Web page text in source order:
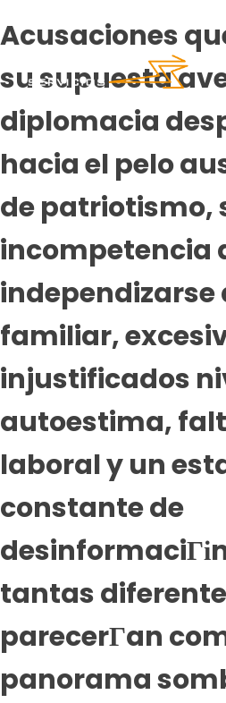
Acusaciones
su supuesta
diplomacia
hacia el pelo
de patriotismo,
incompetencia
independizarse
familiar,
injustificados
autoestima,
laboral y un
constante de
tantas
parecerГ­an
panorama